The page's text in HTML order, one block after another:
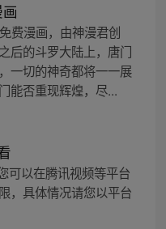
费漫画，由神漫君创
后的斗罗大陆上，唐门
一切的神奇都将一一展
能否重现辉煌，尽...
可以在腾讯视频等平台
，具体情况请您以平台